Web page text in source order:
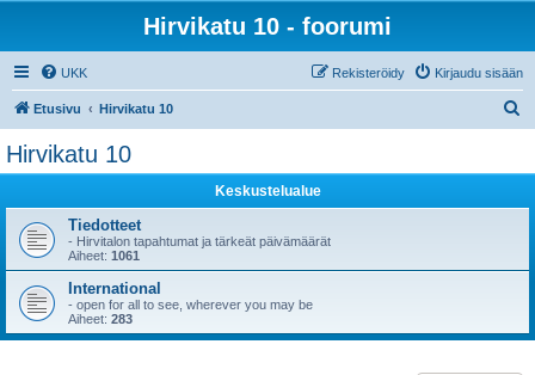
Hirvikatu 10 - foorumi
UKK Kirjaudu sisään
Rekisteröidy
Etusivu Hirvikatu 10
Hirvikatu 10
Keskustelualue
Tiedotteet
- Hirvitalon tapahtumat ja tärkeät päivämäärät
Aiheet: 1061
International
- open for all to see, wherever you may be
Aiheet: 283